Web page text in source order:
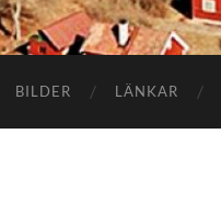
BILDER LÄNKAR